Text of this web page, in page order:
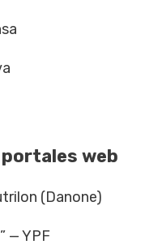
web
(Danone)
— YPF